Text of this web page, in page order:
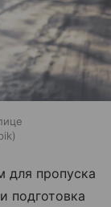
для пропуска
подготовка